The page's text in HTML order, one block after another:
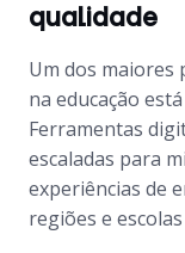
qualidade
Um dos maiores
na educação
Ferramentas
escaladas para
experiências de
regiões e